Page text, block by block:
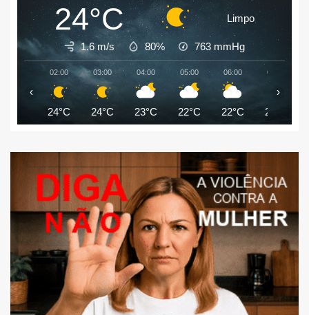
24°C Limpo
1.6 m/s 80% 763 mmHg
02:00
24°C
03:00
24°C
04:00
23°C
05:00
22°C
06:00
22°C
07:00
23°C
‹ ›